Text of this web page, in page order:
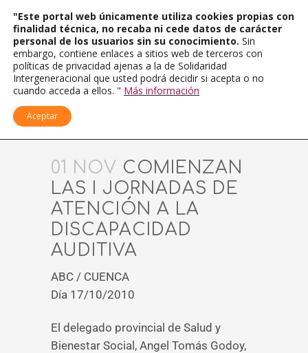
01 NOV COMIENZAN
LAS I JORNADAS DE
ATENCIÓN A LA
DISCAPACIDAD
AUDITIVA
ABC / CUENCA
Día 17/10/2010
El delegado provincial de Salud y
Bienestar Social, Angel Tomás Godoy,
"Este portal web únicamente utiliza cookies propias con
finalidad técnica, no recaba ni cede datos de carácter
personal de los usuarios sin su conocimiento. Sin
embargo, contiene enlaces a sitios web de terceros con
políticas de privacidad ajenas a la de Solidaridad
Intergeneracional que usted podrá decidir si acepta o no
cuando acceda a ellos. " Más información
Aceptar